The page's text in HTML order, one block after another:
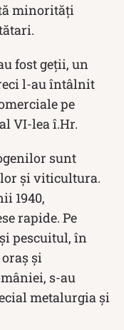
minorități
fost geții, un
l-au întâlnit
pe
VI-lea î.Hr.
sunt
și viticultura.
1940,
rapide. Pe
pescuitul, în
și
s-au
metalurgia și